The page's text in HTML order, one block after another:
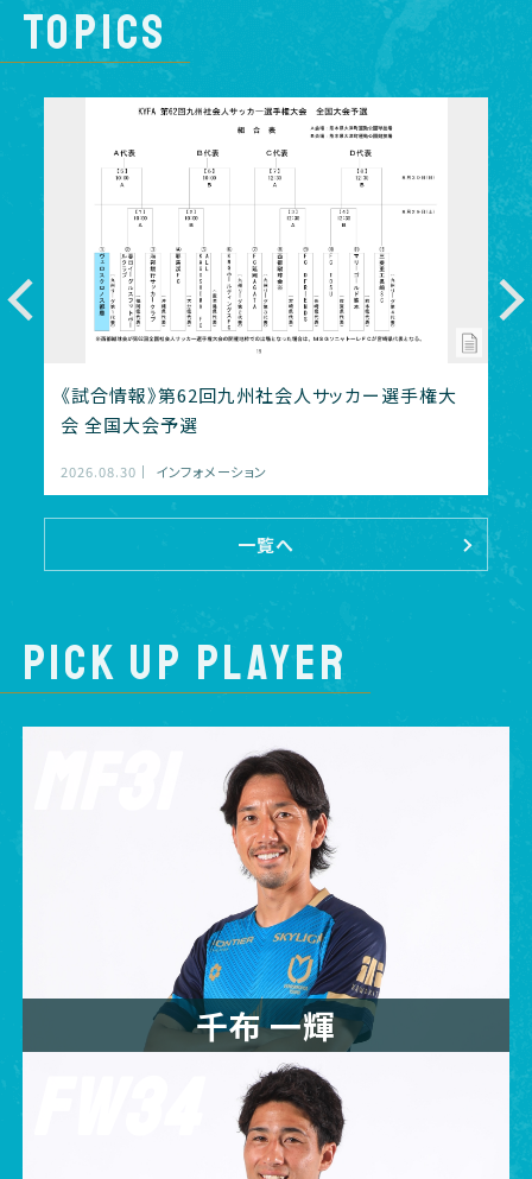
TOPICS
《試合情報》第62回九州社会人サッカー選手権大
会 全国大会予選
2026.08.30 インフォメーション
一覧へ
PICK UP PLAYER
千布 一輝